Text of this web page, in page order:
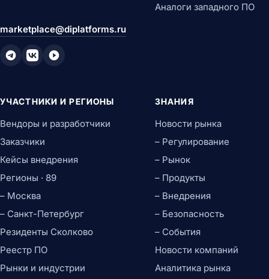
marketplace@diplatforms.ru
Аналоги западного ПО
УЧАСТНИКИ И РЕГИОНЫ
Вендоры и разработчики
Заказчики
Кейсы внедрения
Регионы · 89
– Москва
– Санкт-Петербург
Резиденты Сколково
Реестр ПО
Рынки и индустрии
ЗНАНИЯ
Новости рынка
– Регулирование
– Рынок
– Продукты
– Внедрения
– Безопасность
– События
Новости компаний
Аналитика рынка